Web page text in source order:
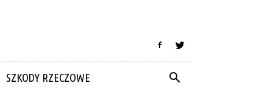
SZKODY RZECZOWE